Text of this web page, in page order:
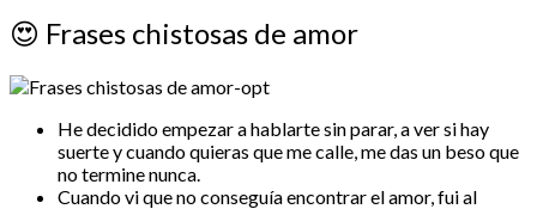
😍 Frases chistosas de amor
He decidido empezar a hablarte sin parar, a ver si hay
suerte y cuando quieras que me calle, me das un beso que
no termine nunca.
Cuando vi que no conseguía encontrar el amor, fui al